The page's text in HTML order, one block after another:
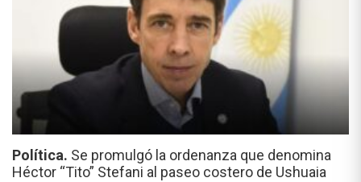
Política. Se promulgó la ordenanza que denomina
Héctor “Tito” Stefani al paseo costero de Ushuaia